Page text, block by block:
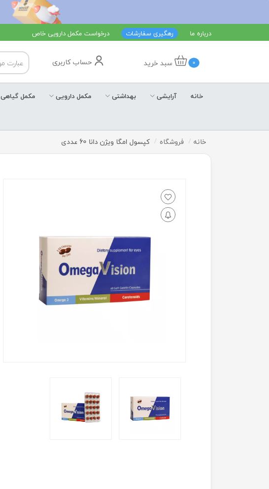
درباره ما رهگیری سفارشات درخواست مکمل دارویی خاص
0 سبد خرید حساب کاربری
خانه آرایشی بهداشتی مکمل دارویی مکمل گیاهی
خانه فروشگاه کپسول امگا ویژن دانا 60 عددی